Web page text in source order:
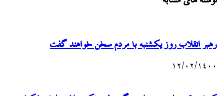
رهبر انقلاب روز یکشنبه با مردم سخن خواهند گفت
۱۲/۰۲/۱۴۰۰